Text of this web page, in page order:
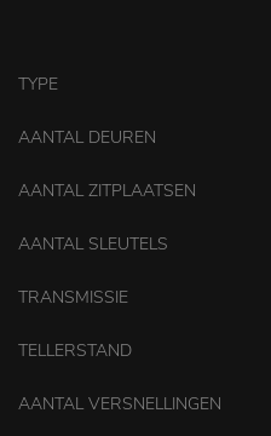
TYPE
AANTAL DEUREN
AANTAL ZITPLAATSEN
AANTAL SLEUTELS
TRANSMISSIE
TELLERSTAND
AANTAL VERSNELLINGEN